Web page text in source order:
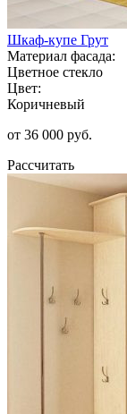
Шкаф-купе Грут
Материал фасада:
Цветное стекло
Цвет:
Коричневый
от 36 000 руб.
Рассчитать